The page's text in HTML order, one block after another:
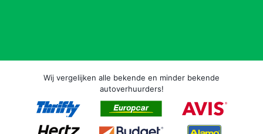
Wij vergelijken alle bekende en minder bekende
autoverhuurders!